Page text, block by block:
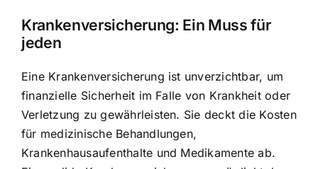
Krankenversicherung: Ein Muss für
jeden
Eine Krankenversicherung ist unverzichtbar, um
finanzielle Sicherheit im Falle von Krankheit oder
Verletzung zu gewährleisten. Sie deckt die Kosten
für medizinische Behandlungen,
Krankenhausaufenthalte und Medikamente ab.